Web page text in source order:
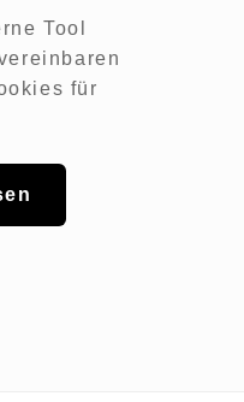
Tool
für